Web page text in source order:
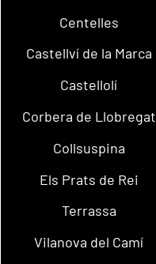
Centelles
Castellví de la Marca
Castellolí
Corbera de Llobregat
Collsuspina
Els Prats de Rei
Terrassa
Vilanova del Camí